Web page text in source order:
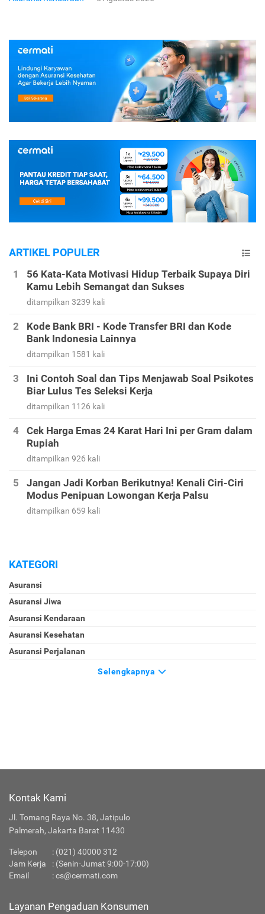
ARTIKEL POPULER
56 Kata-Kata Motivasi Hidup Terbaik Supaya Diri
Kamu Lebih Semangat dan Sukses
ditampilkan 3239 kali
Kode Bank BRI - Kode Transfer BRI dan Kode
Bank Indonesia Lainnya
ditampilkan 1581 kali
Ini Contoh Soal dan Tips Menjawab Soal Psikotes
Biar Lulus Tes Seleksi Kerja
ditampilkan 1126 kali
Cek Harga Emas 24 Karat Hari Ini per Gram dalam
Rupiah
ditampilkan 926 kali
Jangan Jadi Korban Berikutnya! Kenali Ciri-Ciri
Modus Penipuan Lowongan Kerja Palsu
ditampilkan 659 kali
KATEGORI
Asuransi
Asuransi Jiwa
Asuransi Kendaraan
Asuransi Kesehatan
Asuransi Perjalanan
Selengkapnya
Kontak Kami
Jl. Tomang Raya No. 38, Jatipulo
Palmerah, Jakarta Barat 11430
Telepon : (021) 40000 312
Jam Kerja
: (Senin-Jumat 9:00-17:00)
Email
:cs@cermati.com
Layanan Pengaduan Konsumen